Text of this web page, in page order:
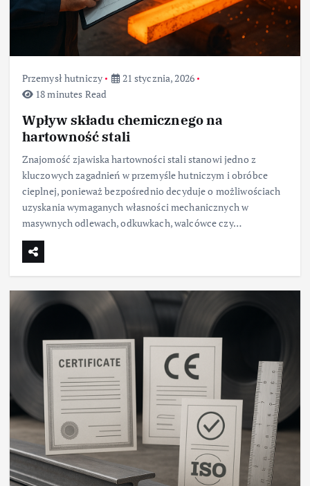
Przemysł hutniczy
21 stycznia, 2026
18 minutes Read
Wpływ składu chemicznego na
hartowność stali
Znajomość zjawiska hartowności stali stanowi jedno z
kluczowych zagadnień w przemyśle hutniczym i obróbce
cieplnej, ponieważ bezpośrednio decyduje o możliwościach
uzyskania wymaganych własności mechanicznych w
masywnych odlewach, odkuwkach, walcówce czy…